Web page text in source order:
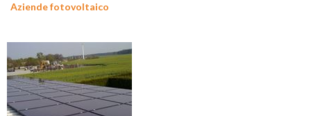
Aziende fotovoltaico